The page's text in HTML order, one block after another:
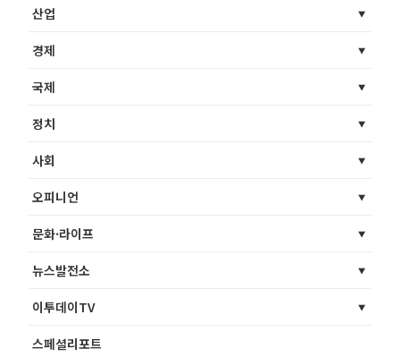
산업
경제
국제
정치
사회
오피니언
문화·라이프
뉴스발전소
이투데이TV
스페셜리포트